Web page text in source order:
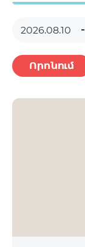
Որոնում